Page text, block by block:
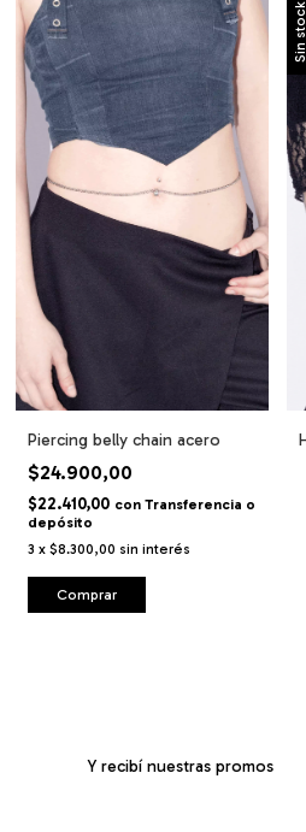
Piercing belly chain acero
$24.900,00
$22.410,00 con Transferencia o
depósito
3 x $8.300,00 sin interés
Comprar
Sin stock
Y recibí nuestras promos